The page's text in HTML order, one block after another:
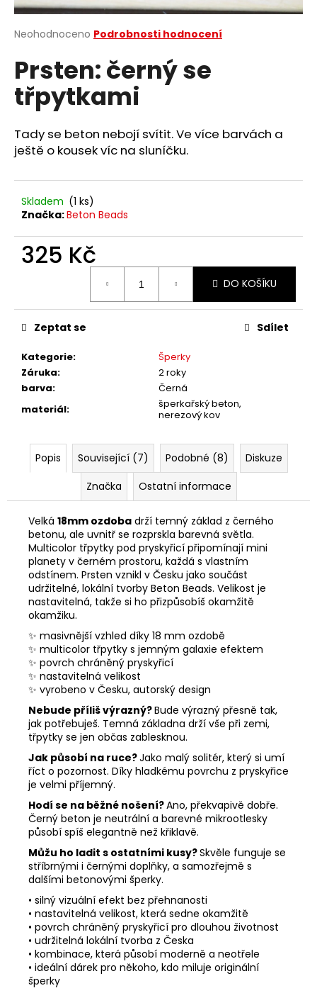
Průměrné
produktu
je
0,0
z
hvězdiček.
Neohodnoceno Podrobnosti hodnocení
Prsten: černý se
třpytkami
Tady se beton nebojí svítit. Ve více barvách a
ještě o kousek víc na sluníčku.
Skladem (1 ks)
Značka:Beton Beads
325 Kč
DO KOŠÍKU
Kategorie:
Šperky
Záruka:
2 roky
barva:
Černá
materiál:
šperkařský beton,
nerezový kov
Zeptat se Sdílet
Popis Související (7) Podobné (8)
Diskuze
Značka
Ostatní informace
Velká 18mm ozdoba drží temný základ z černého
betonu, ale uvnitř se rozprskla barevná světla.
Multicolor třpytky pod pryskyřicí připomínají mini
planety v černém prostoru, každá s vlastním
odstínem. Prsten vznikl v Česku jako součást
udržitelné, lokální tvorby Beton Beads. Velikost je
nastavitelná, takže si ho přizpůsobíš okamžitě
okamžiku.
✨ masivnější vzhled díky 18 mm ozdobě
✨ multicolor třpytky s jemným galaxie efektem
✨ povrch chráněný pryskyřicí
✨ nastavitelná velikost
✨ vyrobeno v Česku, autorský design
Nebude příliš výrazný?Bude výrazný přesně tak,
jak potřebuješ. Temná základna drží vše při zemi,
třpytky se jen občas zablesknou.
Jak působí na ruce?Jako malý solitér, který si umí
říct o pozornost. Díky hladkému povrchu z pryskyřice
je velmi příjemný.
Hodí se na běžné nošení?Ano, překvapivě dobře.
Černý beton je neutrální a barevné mikrootlesky
působí spíš elegantně než křiklavě.
Můžu ho ladit s ostatními kusy?Skvěle funguje se
stříbrnými i černými doplňky, a samozřejmě s
dalšími betonovými šperky.
• silný vizuální efekt bez přehnanosti
• nastavitelná velikost, která sedne okamžitě
• povrch chráněný pryskyřicí pro dlouhou životnost
• udržitelná lokální tvorba z Česka
• kombinace, která působí moderně a neotřele
• ideální dárek pro někoho, kdo miluje originální
šperky
a
j
t
?
o
p
u
č
u
e
m
e